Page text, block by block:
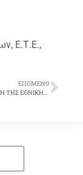
, Ε.Τ.Ε.,
ΕΠΌΜΕΝΟ
ΟΧΙ ΣΤΗΝ ΠΩΛΗΣΗ ΤΗΣ ΕΘΝΙΚΗΣ ΑΣΦΑΛΙΣΤΙΚΗΣ- ΝΑ ΜΕΙΝΕΙ ΕΛΛΗΝΙΚΗ